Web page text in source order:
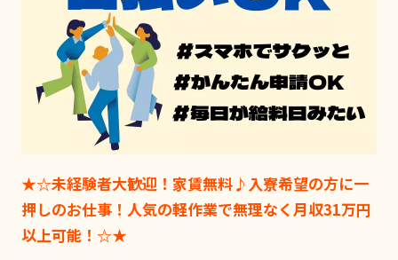
★☆未経験者大歓迎！家賃無料♪入寮希望の方に一
押しのお仕事！人気の軽作業で無理なく月収31万円
以上可能！☆★